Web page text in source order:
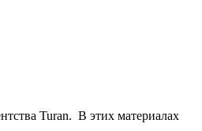
Turan. В этих материалах